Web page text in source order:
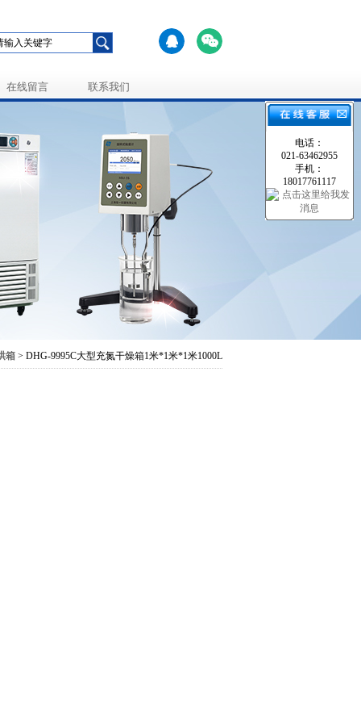
在线留言 联系我们
箱 > DHG-9995C大型充氮干燥箱1米*1米*1米1000L
电话：
021-63462955
手机：
18017761117